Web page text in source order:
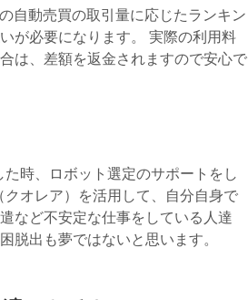
自動売買の取引量に応じたランキン
が必要になります。 実際の利用料
は、差額を返金されますので安心で
時、ロボット選定のサポートをし
オレア）を活用して、自分自身で
など不安定な仕事をしている人達
脱出も夢ではないと思います。